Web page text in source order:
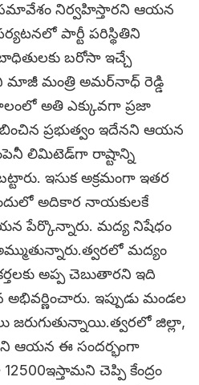
నిర్వహిస్తారని ఆయన
పార్టీ పరిస్థితిని
బరోసా ఇచ్చే
మాజీ మంత్రి అమర్‌నాధ్‌ రెడ్డి
అతి ఎక్కువగా ప్రజా
ప్రభుత్వం ఇదేనని ఆయన
లిమిటెడ్‌గా రాష్టాన్ని
ఇసుక అక్రమంగా ఇతర
అదికార నాయకులకే
పేర్కొన్నారు. మద్య నిషేధం
మద్యం
అప్ప చెబుతారని ఇది
ఇప్పుడు మండల
జరుగుతున్నాయి.త్వరలో జిల్లా,
ఆయన ఈ సందర్భంగా
చెప్పి కేంద్రం